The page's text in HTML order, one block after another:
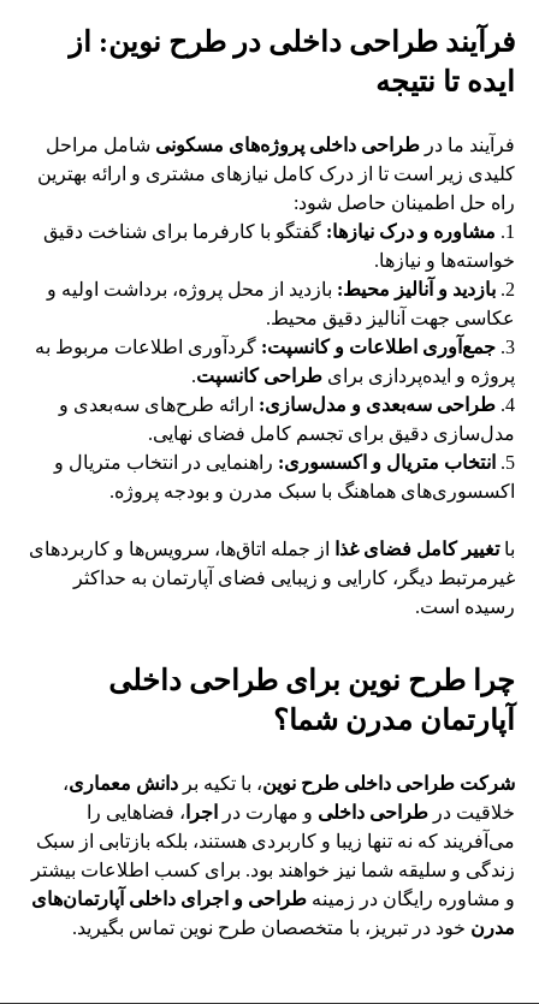
فرآیند طراحی داخلی در طرح نوین: از
ایده تا نتیجه
فرآیند ما در طراحی داخلی پروژه‌های مسکونی شامل مراحل
کلیدی زیر است تا از درک کامل نیازهای مشتری و ارائه بهترین
راه حل اطمینان حاصل شود:
مشاوره و درک نیازها: گفتگو با کارفرما برای شناخت دقیق
خواسته‌ها و نیازها.
بازدید و آنالیز محیط: بازدید از محل پروژه، برداشت اولیه و
عکاسی جهت آنالیز دقیق محیط.
جمع‌آوری اطلاعات و کانسپت: گردآوری اطلاعات مربوط به
پروژه و ایده‌پردازی برای طراحی کانسپت.
طراحی سه‌بعدی و مدل‌سازی: ارائه طرح‌های سه‌بعدی و
مدل‌سازی دقیق برای تجسم کامل فضای نهایی.
انتخاب متریال و اکسسوری: راهنمایی در انتخاب متریال و
اکسسوری‌های هماهنگ با سبک مدرن و بودجه پروژه.
باتغییر کامل فضای غذا
از جمله اتاق‌ها، سرویس‌ها و کاربردهای
غیرمرتبط دیگر، کارایی و زیبایی فضای آپارتمان به حداکثر
رسیده است.
چرا طرح نوین برای طراحی داخلی
آپارتمان مدرن شما؟
شرکت طراحی داخلی طرح نوین، با تکیه بر دانش معماری،
خلاقیت در طراحی داخلی و مهارت در اجرا ، فضاهایی را
می‌آفریند که نه تنها زیبا و کاربردی هستند، بلکه بازتابی از سبک
زندگی و سلیقه شما نیز خواهند بود. برای کسب اطلاعات بیشتر
و مشاوره رایگان در زمینه طراحی و اجرای داخلی آپارتمان‌های
مدرن خود در تبریز، با متخصصان طرح نوین تماس بگیرید.